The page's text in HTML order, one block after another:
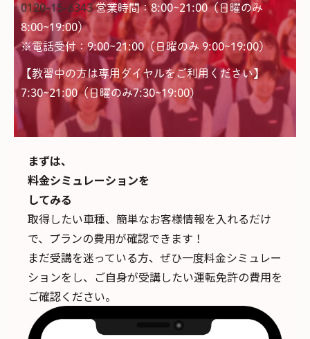
0120-15-6343 営業時間：8:00~21:00（日曜のみ
8:00~19:00）
※電話受付：9:00~21:00（日曜のみ 9:00~19:00）
【教習中の方は専用ダイヤルをご利用ください】
7:30~21:00（日曜のみ7:30~19:00)
まずは、
料金シミュレーションを
してみる
取得したい車種、簡単なお客様情報を入れるだけ
で、 プランの費用が確認できます！
まだ受講を迷っている方、ぜひ一度料金シミュレー
ションをし、ご自身が受講したい運転免許の費用を
ご確認ください。